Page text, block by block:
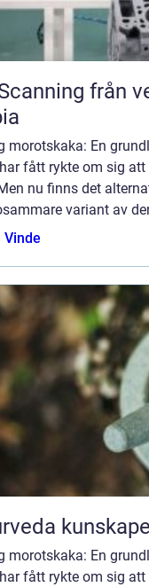
verklighet till exakt digital
morotskaka: En
fått rykte om sig
nu finns det
variant av
Vinde
Ayurveda
morotskaka: En
fått rykte om sig